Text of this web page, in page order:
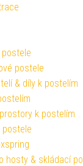
postele
postele
& díly k postelím
k postelím
postele
hosty & skládací